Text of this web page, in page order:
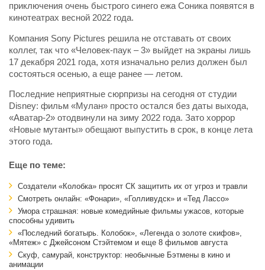
приключения очень быстрого синего ежа Соника появятся в
кинотеатрах весной 2022 года.
Компания Sony Pictures решила не отставать от своих
коллег, так что «Человек-паук – 3» выйдет на экраны лишь
17 декабря 2021 года, хотя изначально релиз должен был
состояться осенью, а еще ранее — летом.
Последние неприятные сюрпризы на сегодня от студии
Disney: фильм «Мулан» просто остался без даты выхода,
«Аватар-2» отодвинули на зиму 2022 года. Зато хоррор
«Новые мутанты» обещают выпустить в срок, в конце лета
этого года.
Еще по теме:
Создатели «Колобка» просят СК защитить их от угроз и травли
Смотреть онлайн: «Фонари», «Голливудск» и «Тед Лассо»
Умора страшная: новые комедийные фильмы ужасов, которые
способны удивить
«Последний богатырь. Колобок», «Легенда о золоте скифов»,
«Мятеж» с Джейсоном Стэйтемом и еще 8 фильмов августа
Скуф, самурай, конструктор: необычные Бэтмены в кино и
анимации